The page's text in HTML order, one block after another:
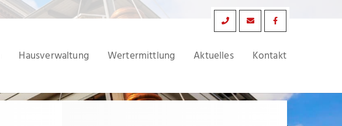
Hausverwaltung Wertermittlung Aktuelles Kontakt